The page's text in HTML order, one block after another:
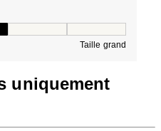
Taille grand
uniquement